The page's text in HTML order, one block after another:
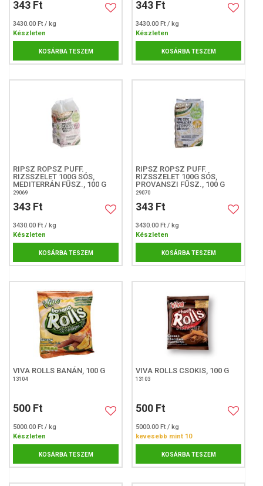
343 Ft
3430.00 Ft / kg
Készleten
KOSÁRBA TESZEM
343 Ft
3430.00 Ft / kg
Készleten
KOSÁRBA TESZEM
RIPSZ ROPSZ PUFF.
RIZSSZELET 100G SÓS,
MEDITERRÁN FŰSZ., 100 G
29069
343 Ft
3430.00 Ft / kg
Készleten
KOSÁRBA TESZEM
RIPSZ ROPSZ PUFF.
RIZSSZELET 100G SÓS,
PROVANSZI FŰSZ., 100 G
29070
343 Ft
3430.00 Ft / kg
Készleten
KOSÁRBA TESZEM
VIVA ROLLS BANÁN, 100 G
13104
500 Ft
5000.00 Ft / kg
Készleten
KOSÁRBA TESZEM
VIVA ROLLS CSOKIS, 100 G
13103
500 Ft
5000.00 Ft / kg
kevesebb mint 10
KOSÁRBA TESZEM